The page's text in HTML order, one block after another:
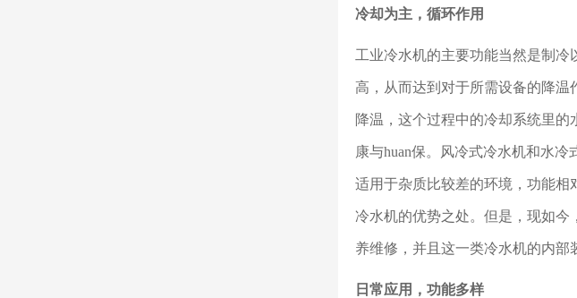
冷却为主，循环作用
工业冷水机的主要功能当然是制冷
高，从而达到对于所需设备的降温
降温，这个过程中的冷却系统里
康与huan保。风冷式冷水机和水
适用于杂质比较差的环境，功能
冷水机的优势之处。但是，现如
养维修，并且这一类冷水机的内部
日常应用，功能多样